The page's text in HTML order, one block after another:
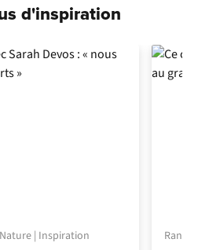
d'inspiration
| Inspiration